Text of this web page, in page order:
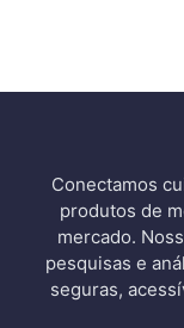
Conectamos
produtos de
mercado.
pesquisas e
seguras,